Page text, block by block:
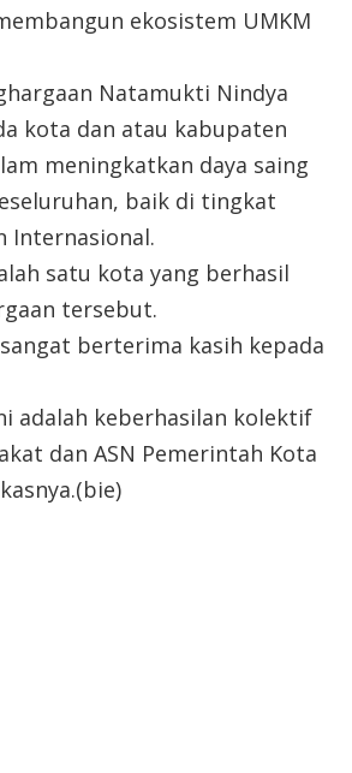
ekosistem UMKM
Natamukti Nindya
kota dan atau kabupaten
meningkatkan daya saing
baik di tingkat
Internasional.
satu kota yang berhasil
tersebut.
berterima kasih kepada
adalah keberhasilan kolektif
dan ASN Pemerintah Kota